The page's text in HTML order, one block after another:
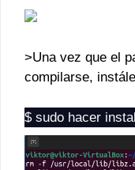
>Una vez que el
compilarse,
$ sudo hacer